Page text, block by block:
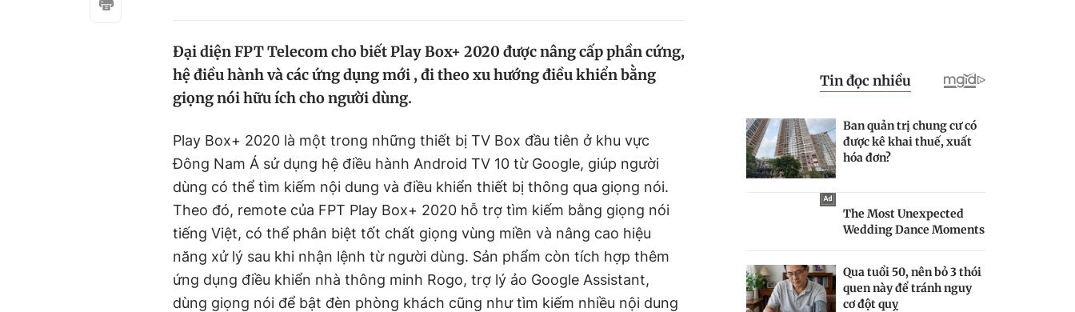
Đại diện FPT Telecom cho biết Play Box+ 2020 được nâng cấp phần cứng,
hệ điều hành và các ứng dụng mới , đi theo xu hướng điều khiển bằng
giọng nói hữu ích cho người dùng.
Play Box+ 2020 là một trong những thiết bị TV Box đầu tiên ở khu vực
Đông Nam Á sử dụng hệ điều hành Android TV 10 từ Google, giúp người
dùng có thể tìm kiếm nội dung và điều khiển thiết bị thông qua giọng nói.
Theo đó, remote của FPT Play Box+ 2020 hỗ trợ tìm kiếm bằng giọng nói
tiếng Việt, có thể phân biệt tốt chất giọng vùng miền và nâng cao hiệu
năng xử lý sau khi nhận lệnh từ người dùng. Sản phẩm còn tích hợp thêm
ứng dụng điều khiển nhà thông minh Rogo, trợ lý ảo Google Assistant,
dùng giọng nói để bật đèn phòng khách cũng như tìm kiếm nhiều nội dung